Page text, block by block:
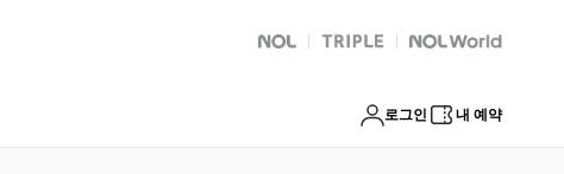
NOL 트리플 Global Interpark
로그인 내 예약